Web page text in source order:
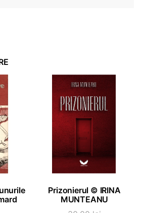
ADAUGĂ ÎN COȘ
Prizonierul © IRINA
MUNTEANU